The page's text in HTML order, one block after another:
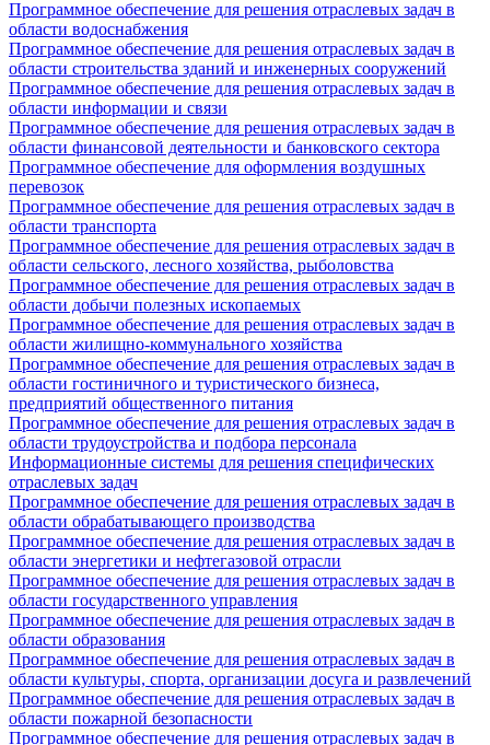
Программное обеспечение для решения отраслевых задач в
области водоснабжения
Программное обеспечение для решения отраслевых задач в
области строительства зданий и инженерных сооружений
Программное обеспечение для решения отраслевых задач в
области информации и связи
Программное обеспечение для решения отраслевых задач в
области финансовой деятельности и банковского сектора
Программное обеспечение для оформления воздушных
перевозок
Программное обеспечение для решения отраслевых задач в
области транспорта
Программное обеспечение для решения отраслевых задач в
области сельского, лесного хозяйства, рыболовства
Программное обеспечение для решения отраслевых задач в
области добычи полезных ископаемых
Программное обеспечение для решения отраслевых задач в
области жилищно-коммунального хозяйства
Программное обеспечение для решения отраслевых задач в
области гостиничного и туристического бизнеса,
предприятий общественного питания
Программное обеспечение для решения отраслевых задач в
области трудоустройства и подбора персонала
Информационные системы для решения специфических
отраслевых задач
Программное обеспечение для решения отраслевых задач в
области обрабатывающего производства
Программное обеспечение для решения отраслевых задач в
области энергетики и нефтегазовой отрасли
Программное обеспечение для решения отраслевых задач в
области государственного управления
Программное обеспечение для решения отраслевых задач в
области образования
Программное обеспечение для решения отраслевых задач в
области культуры, спорта, организации досуга и развлечений
Программное обеспечение для решения отраслевых задач в
области пожарной безопасности
Программное обеспечение для решения отраслевых задач в